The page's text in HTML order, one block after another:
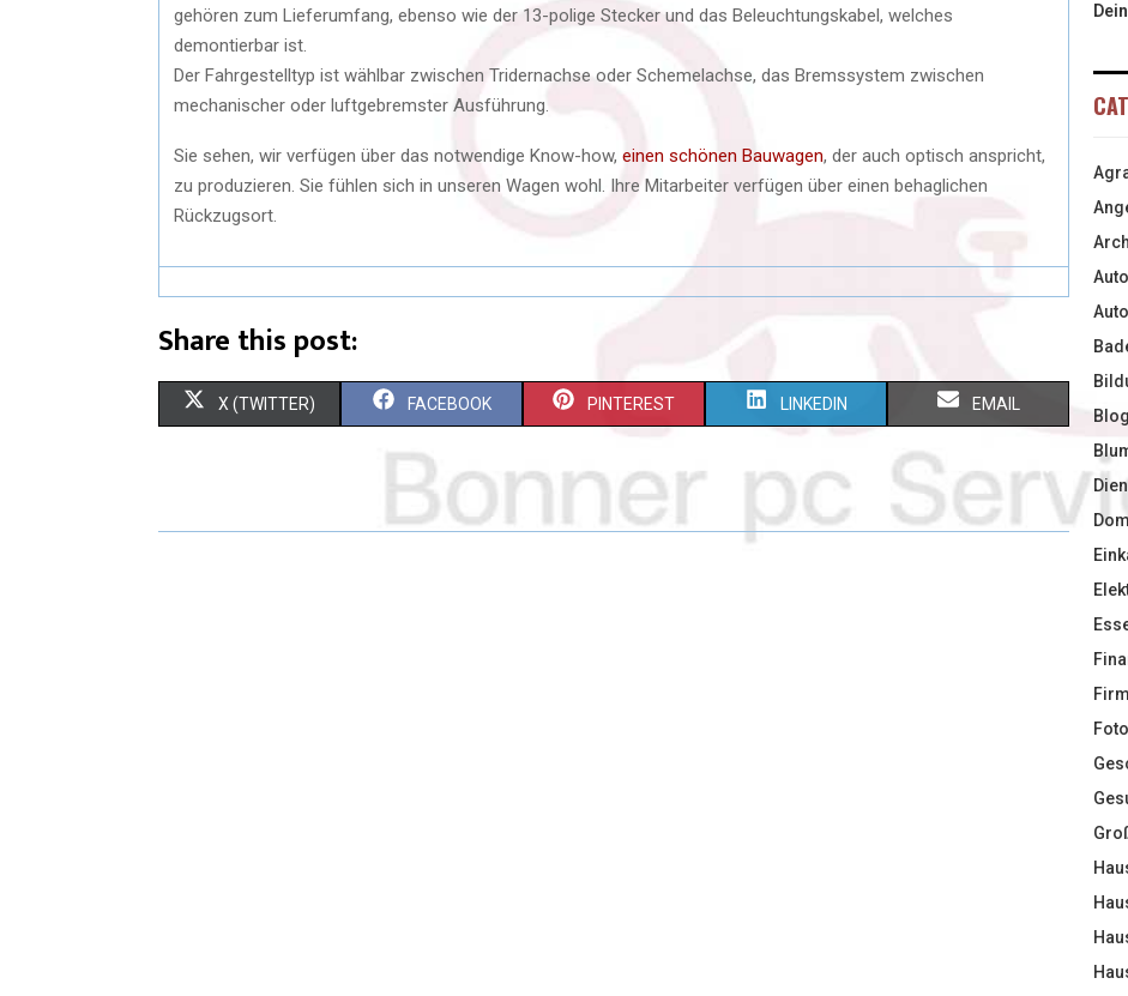
gehören zum Lieferumfang, ebenso wie der 13-polige Stecker und das Beleuchtungskabel, welches
demontierbar ist.
Der Fahrgestelltyp ist wählbar zwischen Tridernachse oder Schemelachse, das Bremssystem zwischen
mechanischer oder luftgebremster Ausführung.
Sie sehen, wir verfügen über das notwendige Know-how, einen schönen Bauwagen, der auch optisch anspricht,
zu produzieren. Sie fühlen sich in unseren Wagen wohl. Ihre Mitarbeiter verfügen über einen behaglichen
Rückzugsort.
Share this post:
X (TWITTER) FACEBOOK PINTEREST LINKEDIN EMAIL
Auto
Blog